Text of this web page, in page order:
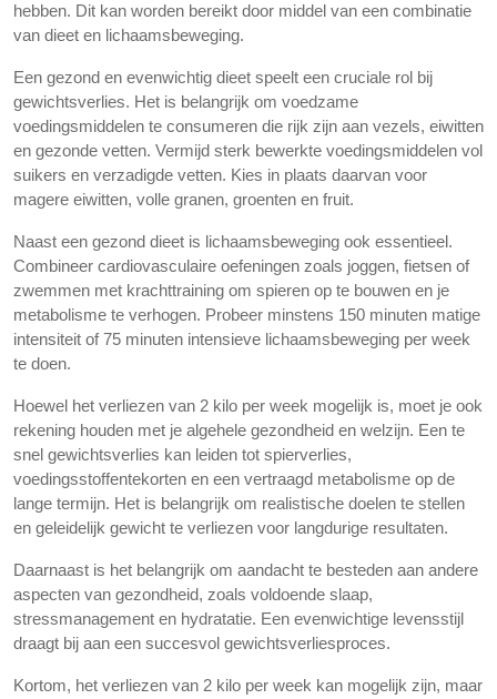
hebben. Dit kan worden bereikt door middel van een combinatie
van dieet en lichaamsbeweging.
Een gezond en evenwichtig dieet speelt een cruciale rol bij
gewichtsverlies. Het is belangrijk om voedzame
voedingsmiddelen te consumeren die rijk zijn aan vezels, eiwitten
en gezonde vetten. Vermijd sterk bewerkte voedingsmiddelen vol
suikers en verzadigde vetten. Kies in plaats daarvan voor
magere eiwitten, volle granen, groenten en fruit.
Naast een gezond dieet is lichaamsbeweging ook essentieel.
Combineer cardiovasculaire oefeningen zoals joggen, fietsen of
zwemmen met krachttraining om spieren op te bouwen en je
metabolisme te verhogen. Probeer minstens 150 minuten matige
intensiteit of 75 minuten intensieve lichaamsbeweging per week
te doen.
Hoewel het verliezen van 2 kilo per week mogelijk is, moet je ook
rekening houden met je algehele gezondheid en welzijn. Een te
snel gewichtsverlies kan leiden tot spierverlies,
voedingsstoffentekorten en een vertraagd metabolisme op de
lange termijn. Het is belangrijk om realistische doelen te stellen
en geleidelijk gewicht te verliezen voor langdurige resultaten.
Daarnaast is het belangrijk om aandacht te besteden aan andere
aspecten van gezondheid, zoals voldoende slaap,
stressmanagement en hydratatie. Een evenwichtige levensstijl
draagt bij aan een succesvol gewichtsverliesproces.
Kortom, het verliezen van 2 kilo per week kan mogelijk zijn, maar